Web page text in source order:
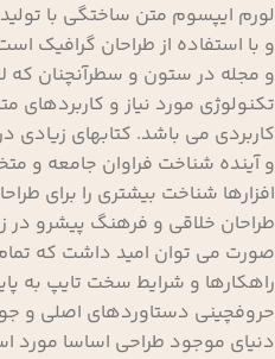
لورم ایپسوم متن ساختگی با
و با استفاده از طراحان گرافیک
و مجله در ستون و سطرآنچنان که
تکنولوژی مورد نیاز و کاربردهای
کاربردی می باشد. کتابهای
و آینده شناخت فراوان جامعه و
افزارها شناخت بیشتری را برای
طراحان خلاقی و فرهنگ پیشرو در
صورت می توان امید داشت که
راهکارها و شرایط سخت تایپ به
حروفچینی دستاوردهای اصلی و
دنیای موجود طراحی اساسا مورد